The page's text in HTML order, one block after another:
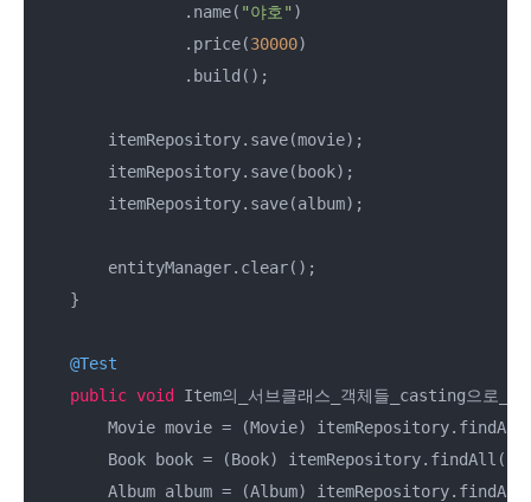
                .name(
"야호" )
                .price(
30000)
                .build();
        itemRepository.save(movie);
        itemRepository.save(book);
        itemRepository.save(album);
        entityManager.clear();
    }
@Test
public void
Item의_서브클래스_객체들_casting으로_
Movie movie = (Movie)
Book book = (Book)
Album album = (Album)